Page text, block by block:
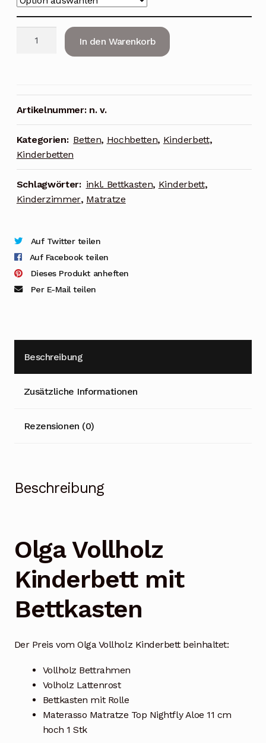
In den Warenkorb
Artikelnummer: n. v.
Kategorien: Betten, Hochbetten, Kinderbett,
Kinderbetten
Schlagwörter: inkl. Bettkasten, Kinderbett,
Kinderzimmer, Matratze
Auf Twitter teilen
Auf Facebook teilen
Dieses Produkt anheften
Per E-Mail teilen
Beschreibung
Zusätzliche Informationen
Rezensionen (0)
Beschreibung
Olga Vollholz
Kinderbett mit
Bettkasten
Der Preis vom Olga Vollholz Kinderbett beinhaltet:
Vollholz Bettrahmen
Volholz Lattenrost
Bettkasten mit Rolle
Materasso Matratze Top Nightfly Aloe 11 cm
hoch 1 Stk